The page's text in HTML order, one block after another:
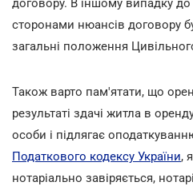
договору. В іншому випадку
сторонами нюансів договору
загальні положення
Також варто пам'ятати, що
результаті здачі житла в
особи і підлягає
Податкового кодексу України,
нотаріально завіряється,